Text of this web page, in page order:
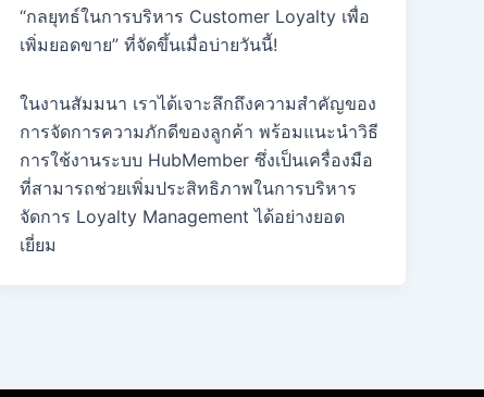
“กลยุทธ์ในการบริหาร Customer Loyalty เพื่อ
เพิ่มยอดขาย” ที่จัดขึ้นเมื่อบ่ายวันนี้!
ในงานสัมมนา เราได้เจาะลึกถึงความสำคัญของ
การจัดการความภักดีของลูกค้า พร้อมแนะนำวิธี
การใช้งานระบบ HubMember ซึ่งเป็นเครื่องมือ
ที่สามารถช่วยเพิ่มประสิทธิภาพในการบริหาร
จัดการ Loyalty Management ได้อย่างยอด
เยี่ยม